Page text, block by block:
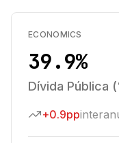
ECONOMICS
39.9%
Dívida Pública
+0.9pp